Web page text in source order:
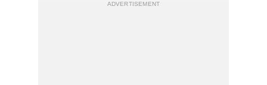
ADVERTISEMENT